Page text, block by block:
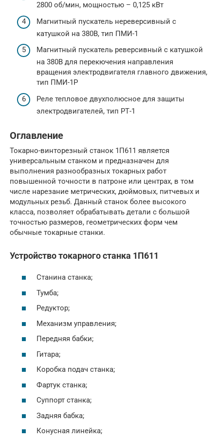
2800 об/мин, мощностью – 0,125 кВт
Магнитный пускатель нереверсивный с
катушкой на 380В, тип ПМИ-1
Магнитный пускатель реверсивный с катушкой
на 380В для перекючения направления
вращения электродвигателя главного движения,
тип ПМИ-1Р
Реле тепловое двухполюсное для защиты
электродвигателей, тип РТ-1
Оглавление
Токарно-винторезный станок 1П611 является
универсальным станком и предназначен для
выполнения разнообразных токарных работ
повышенной точности в патроне или центрах, в том
числе нарезание метрических, дюймовых, питчевых и
модульных резьб. Данный станок более высокого
класса, позволяет обрабатывать детали с большой
точностью размеров, геометрических форм чем
обычные токарные станки.
Устройство токарного станка 1П611
Станина станка;
Тумба;
Редуктор;
Механизм управления;
Передняя бабки;
Гитара;
Коробка подач станка;
Фартук станка;
Суппорт станка;
Задняя бабка;
Конусная линейка;